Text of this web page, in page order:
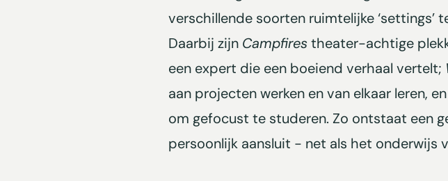
verschillende soorten ruimtelijke ‘settings’
Daarbij zijn Campfires theater-achtige
een expert die een boeiend verhaal vertelt;
aan projecten werken en van elkaar leren, en
om gefocust te studeren. Zo ontstaat een
persoonlijk aansluit - net als het onderwijs